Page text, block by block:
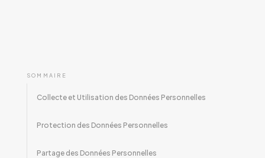
SOMMAIRE
Collecte et Utilisation des Données Personnelles
Protection des Données Personnelles
Partage des Données Personnelles